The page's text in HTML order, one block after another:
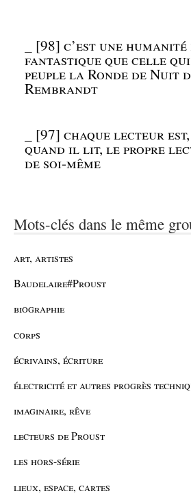
[98] c’est une
fantastique que celle qui
peuple la Ronde de Nuit
Rembrandt
[97] chaque lecteur est,
quand il lit, le propre
de soi-même
Mots-clés dans le même
art, artistes
Baudelaire#Proust
biographie
corps
écrivains, écriture
électricité et autres progrès
imaginaire, rêve
lecteurs de Proust
les hors-série
lieux, espace, cartes